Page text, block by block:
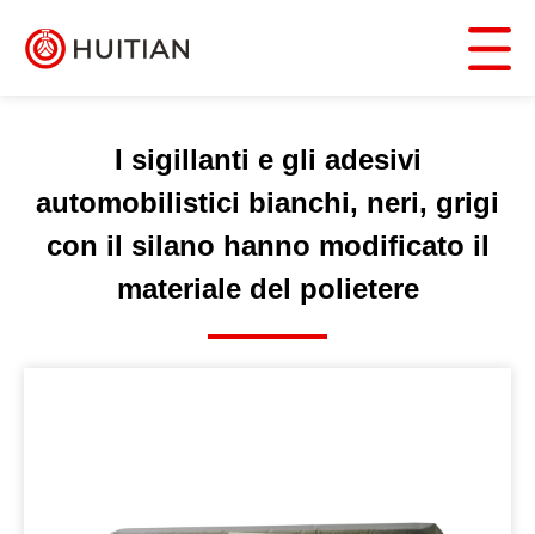
I sigillanti e gli adesivi
automobilistici bianchi, neri, grigi
con il silano hanno modificato il
materiale del polietere